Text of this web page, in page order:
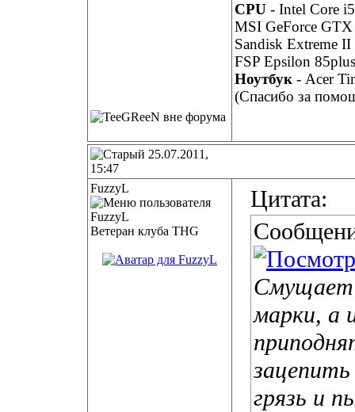
CPU - Intel Core
MSI GeForce
Sandisk Extreme
FSP Epsilon
Ноутбук - Acer
(Спасибо за
25.07.2011,
15:47
FuzzyL
Ветеран клуба THG
Цитата:
Смущает
марки, а
грязь и